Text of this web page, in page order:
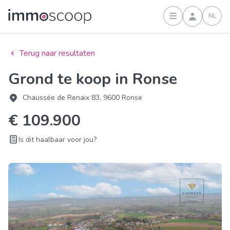
Inloggen
NL
Terug naar resultaten
Grond te koop in Ronse
Chaussée de Renaix 83, 9600 Ronse
€ 109.900
Is dit haalbaar voor jou?